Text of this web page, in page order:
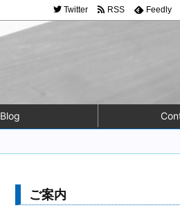
Blog
Twitter RSS Feedly
ご案内